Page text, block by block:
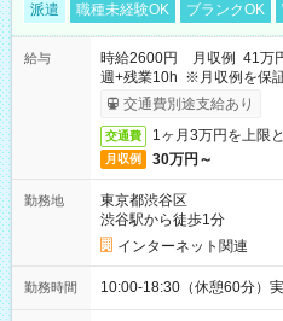
派遣 職種未経験OK ブランクOK
給与
時給2600円 月収例 41万
週+残業10h ※月収例を保
受取りサービス利用可（利
交通費別途支給あり
交通費 1ヶ月3万円を上限
月収例 30万円～
勤務地
東京都渋谷区
渋谷駅から徒歩1分
インターネット関連
勤務時間 10:00-18:30（休憩60分）